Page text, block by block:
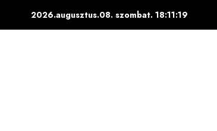
2026.augusztus.08. szombat. 18:11:20